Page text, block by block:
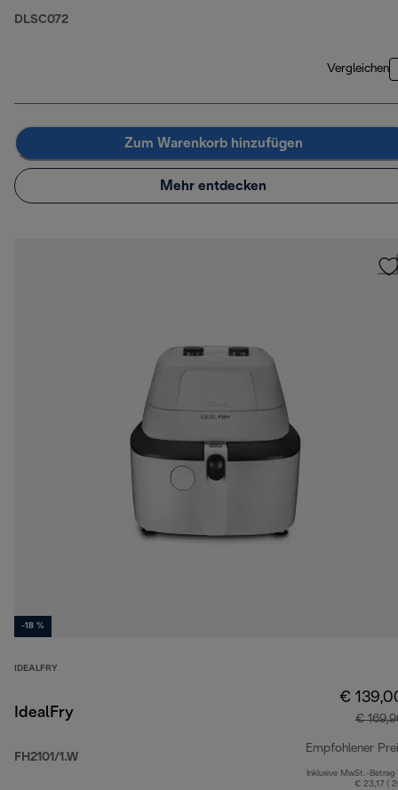
DLSC072
Vergleichen
Zum Warenkorb hinzufügen
Mehr entdecken
-18 %
IDEALFRY
IdealFry
FH2101/1.W
€
€
Empfohlener
Inklusive MwSt.-Betrag
€ 23,17 (